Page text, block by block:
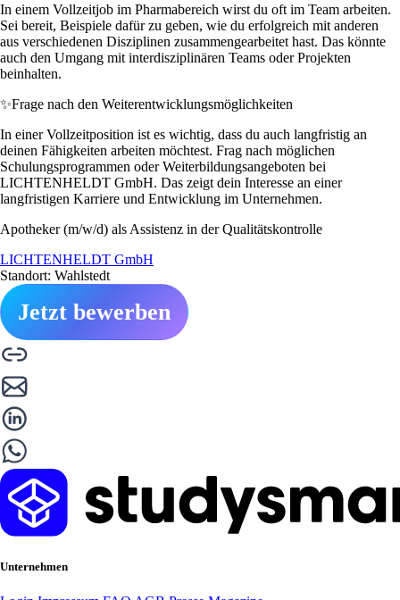
In einem Vollzeitjob im Pharmabereich wirst du oft im Team arbeiten.
Sei bereit, Beispiele dafür zu geben, wie du erfolgreich mit anderen
aus verschiedenen Disziplinen zusammengearbeitet hast. Das könnte
auch den Umgang mit interdisziplinären Teams oder Projekten
beinhalten.
✨Frage nach den Weiterentwicklungsmöglichkeiten
In einer Vollzeitposition ist es wichtig, dass du auch langfristig an
deinen Fähigkeiten arbeiten möchtest. Frag nach möglichen
Schulungsprogrammen oder Weiterbildungsangeboten bei
LICHTENHELDT GmbH. Das zeigt dein Interesse an einer
langfristigen Karriere und Entwicklung im Unternehmen.
Apotheker (m/w/d) als Assistenz in der Qualitätskontrolle
LICHTENHELDT GmbH
Standort: Wahlstedt
Jetzt bewerben
Unternehmen